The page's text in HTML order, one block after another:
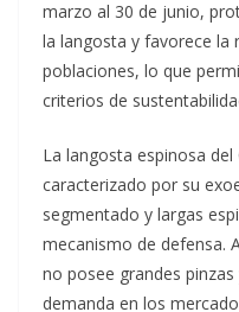
marzo al 30 de junio,
la langosta y favorece la
poblaciones, lo que
criterios de
La langosta espinosa
caracterizado por su
segmentado y largas
mecanismo de defensa.
no posee grandes
demanda en los